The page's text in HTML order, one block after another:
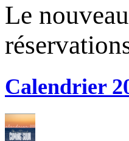
Le
Calendrier